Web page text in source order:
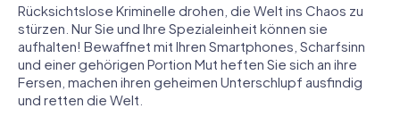
Rücksichtslose Kriminelle drohen, die Welt ins Chaos zu
stürzen. Nur Sie und Ihre Spezialeinheit können sie
aufhalten! Bewaffnet mit Ihren Smartphones, Scharfsinn
und einer gehörigen Portion Mut heften Sie sich an ihre
Fersen, machen ihren geheimen Unterschlupf ausfindig
und retten die Welt.